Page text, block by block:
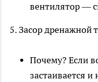
вентилятор —
5. Засор дренажной
Почему? Если
застаивается и